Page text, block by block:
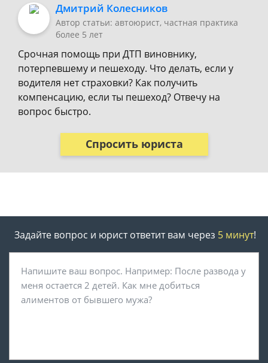
Дмитрий Колесников
Автор статьи: автоюрист, частная практика
более 5 лет
Срочная помощь при ДТП виновнику,
потерпевшему и пешеходу. Что делать, если у
водителя нет страховки? Как получить
компенсацию, если ты пешеход? Отвечу на
вопрос быстро.
Спросить юриста
Задайте вопрос и юрист ответит вам через 5 минут!